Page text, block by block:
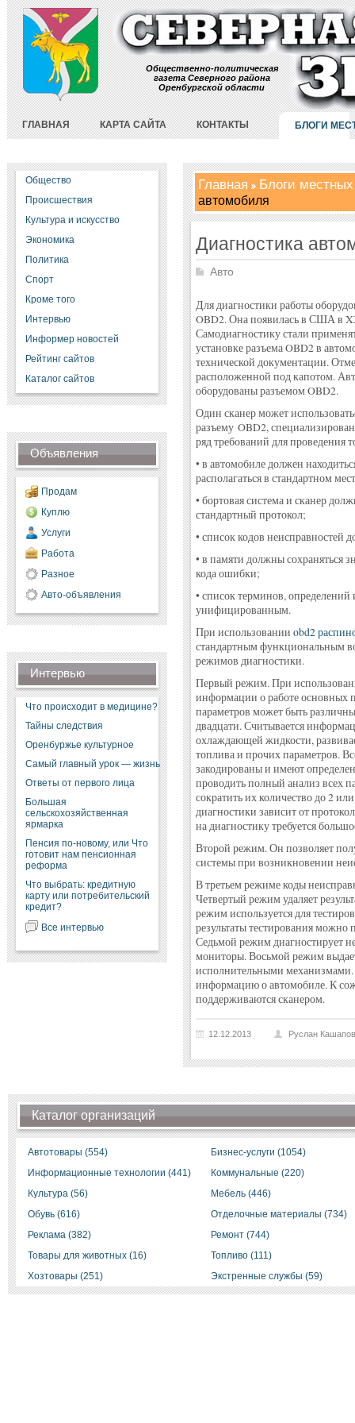
Общественно-политическая
газета Северного района
Оренбургской области
ГЛАВНАЯ КАРТА САЙТА КОНТАКТЫ БЛОГИ
Общество
Происшествия
Культура и искусство
Экономика
Политика
Спорт
Кроме того
Интервью
Информер новостей
Рейтинг сайтов
Каталог сайтов
Объявления
Продам
Куплю
Услуги
Работа
Разное
Авто-объявления
Интервью
Что происходит в медицине?
Тайны следствия
Оренбуржье культурное
Самый главный урок — жизнь
Ответы от первого лица
Большая
сельскохозяйственная
ярмарка
Пенсия по-новому, или Что
готовит нам пенсионная
реформа
Что выбрать: кредитную
карту или потребительский
кредит?
Все интервью
Главная Блоги
автомобиля
Диагностика
Авто
Для диагностики работы
OBD2. Она появилась в США в
Самодиагностику стали
установке разъема OBD2 в
технической документации.
расположенной под капотом.
оборудованы разъемом OBD2.
Один сканер может
разъему OBD2,
ряд требований для проведения
• в автомобиле должен
располагаться в стандартном
• бортовая система и сканер
стандартный протокол;
• список кодов неисправностей
• в памяти должны сохраняться
кода ошибки;
• список терминов,
унифицированным.
При использовании obd2
стандартным функциональным
режимов диагностики.
Первый режим. При
информации о работе основных
параметров может быть
двадцати. Считывается
охлаждающей жидкости,
топлива и прочих параметров.
закодированы и имеют
проводить полный анализ всех
сократить их количество до 2
диагностики зависит от
на диагностику требуется
Второй режим. Он позволяет
системы при возникновении
В третьем режиме коды
Четвертый режим удаляет
режим используется для
результаты тестирования
Седьмой режим диагностирует
мониторы. Восьмой режим
исполнительными
информацию о автомобиле. К
поддерживаются сканером.
12.12.2013 Руслан Кашапов
Каталог организаций
Автотовары (554)
Бизнес-услуги (1054)
Информационные технологии (441)
Коммунальные (220)
Культура (56)
Мебель (446)
Обувь (616)
Отделочные материалы (734)
Реклама (382)
Ремонт (744)
Товары для животных (16)
Топливо (111)
Хозтовары (251)
Экстренные службы (59)